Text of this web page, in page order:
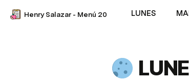
Henry Salazar - Menú 20 LUNES